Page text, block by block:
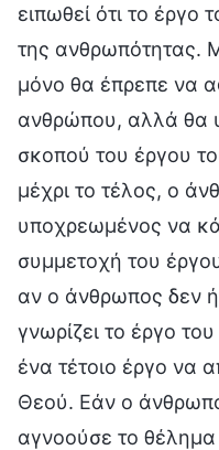
ειπωθεί ότι το έργο
της ανθρωπότητας.
μόνο θα έπρεπε να
ανθρώπου, αλλά θα
σκοπού του έργου
μέχρι το τέλος, ο
υποχρεωμένος να
συμμετοχή του
αν ο άνθρωπος δεν
γνωρίζει το έργο
ένα τέτοιο έργο να
Θεού. Εάν ο
αγνοούσε το